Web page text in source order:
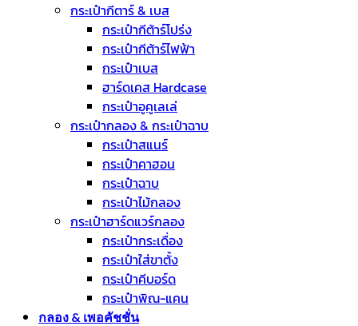
กระเป๋ากีตาร์ & เบส
กระเป๋ากีต้าร์โปร่ง
กระเป๋ากีต้าร์ไฟฟ้า
กระเป๋าเบส
ฮาร์ดเคส Hardcase
กระเป๋าอูคูเลเล่
กระเป๋ากลอง & กระเป๋าฉาบ
กระเป๋าสแนร์
กระเป๋าคาฮอน
กระเป๋าฉาบ
กระเป๋าไม้กลอง
กระเป๋าฮาร์ดแวร์กลอง
กระเป๋ากระเดื่อง
กระเป๋าใส่ขาตั้ง
กระเป๋าคีบอร์ด
กระเป๋าพิณ-แคน
กลอง & เพอคัชชั่น